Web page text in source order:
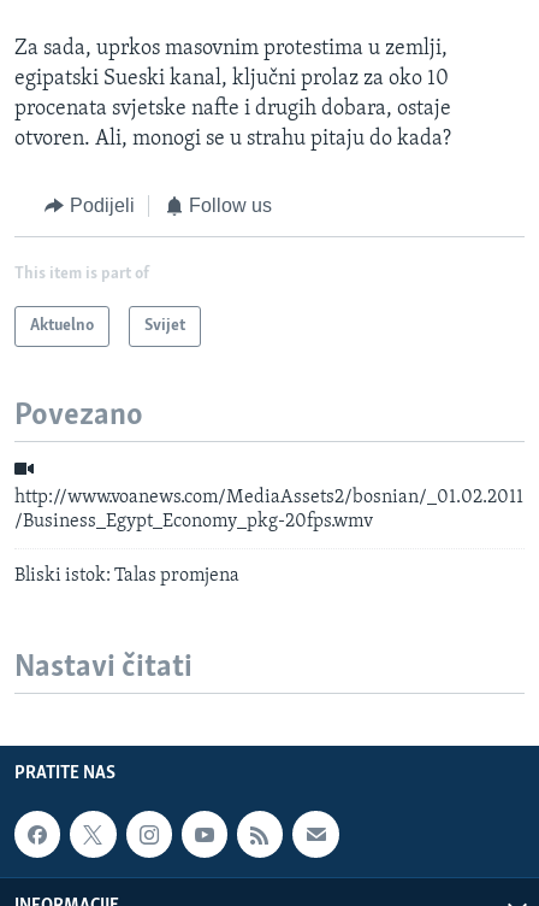
Za sada, uprkos masovnim protestima u zemlji,
egipatski Sueski kanal, ključni prolaz za oko 10
procenata svjetske nafte i drugih dobara, ostaje
otvoren. Ali, monogi se u strahu pitaju do kada?
Podijeli Follow us
This item is part of
Aktuelno Svijet
Povezano
http://www.voanews.com/MediaAssets2/bosnian/_01.02.2011
/Business_Egypt_Economy_pkg-20fps.wmv
Bliski istok: Talas promjena
Nastavi čitati
PRATITE NAS